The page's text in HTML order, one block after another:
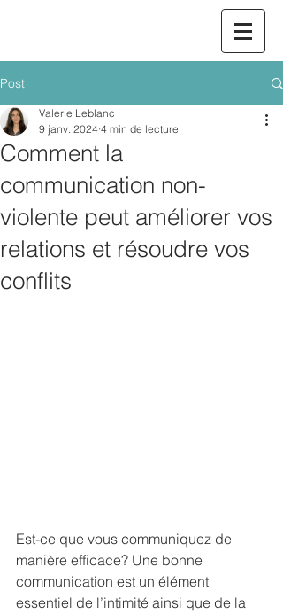
Post
Comment la
communication non-
violente peut améliorer vos
relations et résoudre vos
conflits
Valerie Leblanc
9 janv. 2024 4 min de lecture
Est-ce que vous communiquez de
manière efficace? Une bonne
communication est un élément
essentiel de l’intimité ainsi que de la